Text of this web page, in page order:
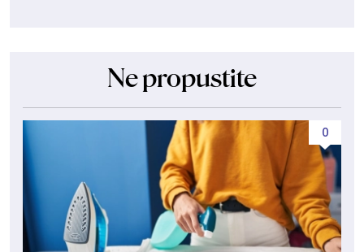
Ne propustite
0